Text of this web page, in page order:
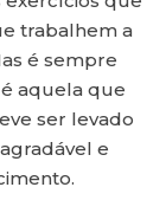
trabalhem a
é sempre
aquela que
ser levado
e